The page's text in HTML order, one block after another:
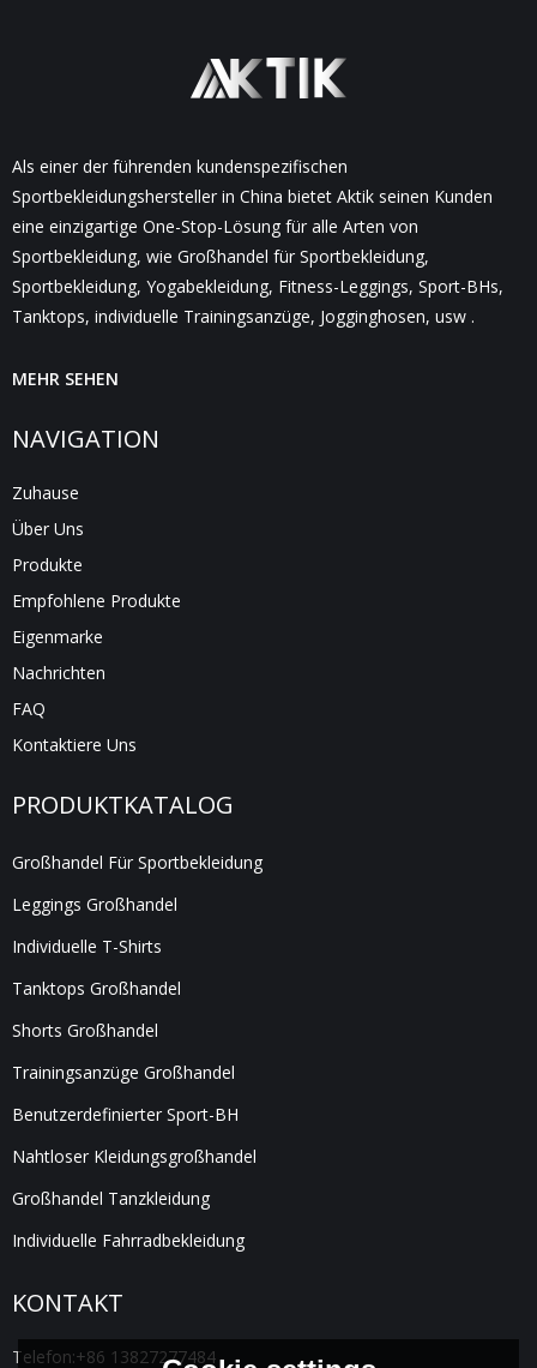
Als einer der führenden kundenspezifischen
Sportbekleidungshersteller in China bietet Aktik seinen Kunden
eine einzigartige One-Stop-Lösung für alle Arten von
Sportbekleidung, wie Großhandel für Sportbekleidung,
Sportbekleidung, Yogabekleidung, Fitness-Leggings, Sport-BHs,
Tanktops, individuelle Trainingsanzüge, Jogginghosen, usw .
MEHR SEHEN
NAVIGATION
Zuhause
Über Uns
Produkte
Empfohlene Produkte
Eigenmarke
Nachrichten
FAQ
Kontaktiere Uns
PRODUKTKATALOG
Großhandel Für Sportbekleidung
Leggings Großhandel
Individuelle T-Shirts
Tanktops Großhandel
Shorts Großhandel
Trainingsanzüge Großhandel
Benutzerdefinierter Sport-BH
Nahtloser Kleidungsgroßhandel
Großhandel Tanzkleidung
Individuelle Fahrradbekleidung
KONTAKT
Telefon:+86 13827277484